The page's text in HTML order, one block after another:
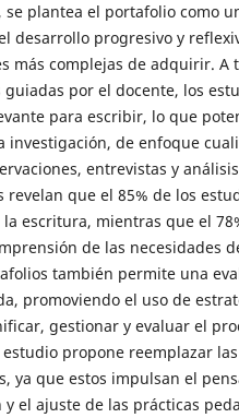
se plantea el portafolio como
desarrollo progresivo y
más complejas de adquirir. A
guiadas por el docente, los
para escribir, lo que
investigación, de enfoque
entrevistas y
revelan que el 85% de los
escritura, mientras que el
de las necesidades
también permite una
promoviendo el uso de
gestionar y evaluar el
propone reemplazar
ya que estos impulsan el
el ajuste de las prácticas